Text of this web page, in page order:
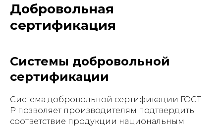
Добровольная
сертификация
Системы добровольной
сертификации
Система добровольной сертификации ГОСТ
Р позволяет производителям подтвердить
соответствие продукции национальным